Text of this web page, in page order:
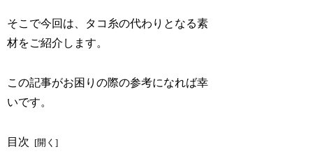
そこで今回は、タコ糸の代わりとなる素
材をご紹介します。
この記事がお困りの際の参考になれば幸
いです。
目次